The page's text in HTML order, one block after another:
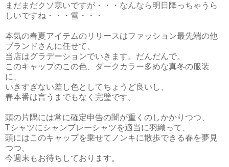
まだまだクソ寒いですが・・・なんなら明日降っちゃうら
しいですね・・・雪・・・
本気の春夏アイテムのリリースはファッション最先端の他
ブランドさんに任せて、
当店はグラデーションでいきます。だんだんで。
このキャップのこの色、ダークカラー多めな真冬の服装
に、
いきすぎない差し色としてちょうど良いし、
春本番は言うまでもなく完璧です。
頭の片隅には常に確定申告の闇が重くのしかかりつつ、
Tシャツにシャンブレーシャツを適当に羽織って、
頭にはこのキャップを乗せてノンキに散歩できる春を夢見
つつ、
今週末もお待ちしております。